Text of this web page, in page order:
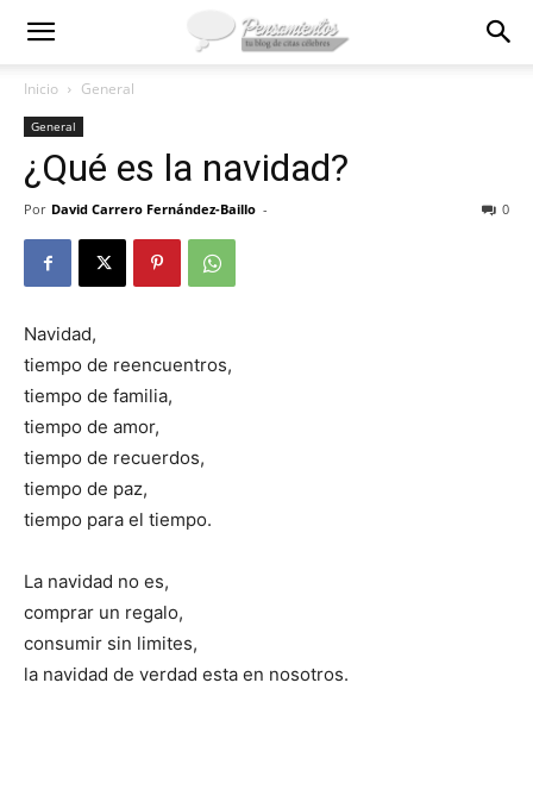
Inicio General
General
¿Qué es la navidad?
Por David Carrero Fernández-Baillo - 0
Navidad,
tiempo de reencuentros,
tiempo de familia,
tiempo de amor,
tiempo de recuerdos,
tiempo de paz,
tiempo para el tiempo.
La navidad no es,
comprar un regalo,
consumir sin limites,
la navidad de verdad esta en nosotros.